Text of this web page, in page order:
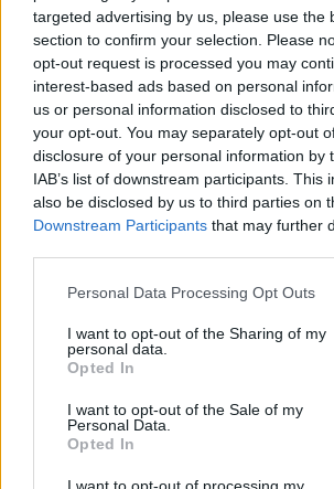
targeted advertising by us, please use the
section to confirm your selection. Please
opt-out request is processed you may
interest-based ads based on personal
us or personal information disclosed to
your opt-out. You may separately opt-out
disclosure of your personal information by
IAB’s list of downstream participants. This
also be disclosed by us to third parties on
Downstream Participants that may further
Personal Data Processing Opt Outs
I want to opt-out of the Sharing of my
personal data.
Opted In
I want to opt-out of the Sale of my
Personal Data.
Opted In
nyertek a székely
Hazai tatamin szereztek dobogós
Csíkszeredai VSK fiatal cselgáncsozói
országos csapat- és földharc-
csapatversenyben bronzot,
nyertek.